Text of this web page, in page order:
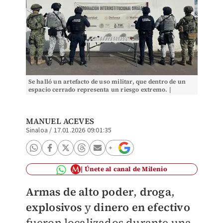
Se halló un artefacto de uso militar, que dentro de un
espacio cerrado representa un riesgo extremo. |
MANUEL ACEVES
Sinaloa / 17.01.2026 09:01:35
Únete al canal de Milenio
Armas de alto poder, droga,
explosivos y dinero en efectivo